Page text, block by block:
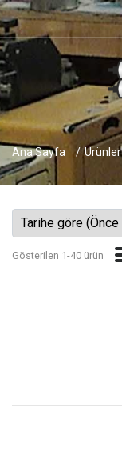
Ana Sayfa Ürünler
Gösterilen 1-40 ürün